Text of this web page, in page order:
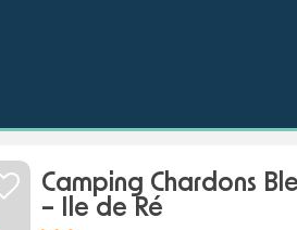
Camping Chardons
– Ile de Ré